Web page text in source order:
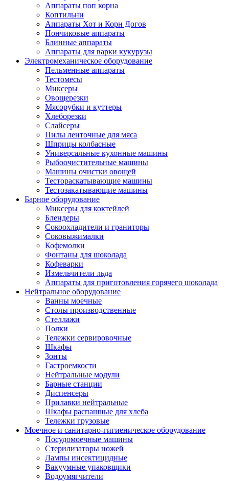
Аппараты поп корна
Коптильни
Аппараты Хот и Корн Догов
Пончиковые аппараты
Блинные аппараты
Аппараты для варки кукурузы
Электромеханическое оборудование
Пельменные аппараты
Тестомесы
Миксеры
Овощерезки
Мясорубки и куттеры
Хлеборезки
Слайсеры
Пилы ленточные для мяса
Шприцы колбасные
Универсальные кухонные машины
Рыбоочистительные машины
Машины очистки овощей
Тестораскатывающие машины
Тестозакатывающие машины
Барное оборудование
Миксеры для коктейлей
Блендеры
Сокоохладители и граниторы
Соковыжималки
Кофемолки
Фонтаны для шоколада
Кофеварки
Измельчители льда
Аппараты для приготовления горячего шоколада
Нейтральное оборудование
Ванны моечные
Столы производственные
Стеллажи
Полки
Тележки сервировочные
Шкафы
Зонты
Гастроемкости
Нейтральные модули
Барные станции
Диспенсеры
Прилавки нейтральные
Шкафы распашные для хлеба
Тележки грузовые
Моечное и санитарно-гигиеническое оборудование
Посудомоечные машины
Стерилизаторы ножей
Лампы инсектицидные
Вакуумные упаковщики
Водоумягчители